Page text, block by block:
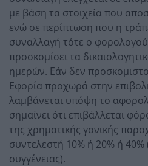
με βάση τα στοιχεία που
ενώ σε περίπτωση που η
συναλλαγή τότε ο
προσκομίσει τα
ημερών. Εάν δεν
Εφορία προχωρά στην
λαμβάνεται υπόψη το
σημαίνει ότι επιβάλλεται
της χρηματικής γονικής
συντελεστή 10% ή 20% ή
συγγένειας).